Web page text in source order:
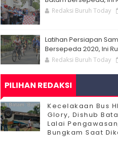
Redaksi Buruh Today
Latihan Persiapan
Bersepeda 2020, Ini
Redaksi Buruh Today
PILIHAN REDAKSI
Kecelakaan Bus
Glory, Dishub
Lalai
Bungkam Saat